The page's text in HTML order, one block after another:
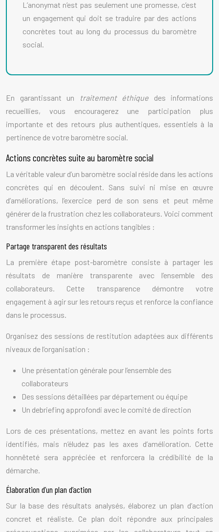
L’anonymat n’est pas seulement une promesse, c’est
un engagement qui doit se traduire par des actions
concrètes tout au long du processus du baromètre
social.
En garantissant un traitement éthique des informations
recueillies, vous encouragerez une participation plus
importante et des retours plus authentiques, essentiels à la
pertinence de votre baromètre social.
Actions concrètes suite au baromètre social
La véritable valeur d’un baromètre social réside dans les actions
concrètes qui en découlent. Sans suivi ni mise en œuvre
d’améliorations, l’exercice perd de son sens et peut même
générer de la frustration chez les collaborateurs. Voici comment
transformer les insights en actions tangibles :
Partage transparent des résultats
La première étape post-baromètre consiste à partager les
résultats de manière transparente avec l’ensemble des
collaborateurs. Cette transparence démontre votre
engagement à agir sur les retours reçus et renforce la confiance
dans le processus.
Organisez des sessions de restitution adaptées aux différents
niveaux de l’organisation :
Une présentation générale pour l’ensemble des
collaborateurs
Des sessions détaillées par département ou équipe
Un debriefing approfondi avec le comité de direction
Lors de ces présentations, mettez en avant les points forts
identifiés, mais n’éludez pas les axes d’amélioration. Cette
honnêteté sera appréciée et renforcera la crédibilité de la
démarche.
Élaboration d’un plan d’action
Sur la base des résultats analysés, élaborez un plan d’action
concret et réaliste. Ce plan doit répondre aux principales